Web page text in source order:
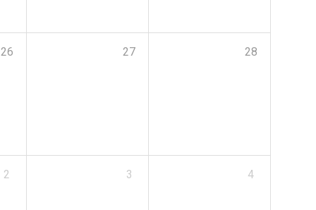
26 27 28
2 3 4